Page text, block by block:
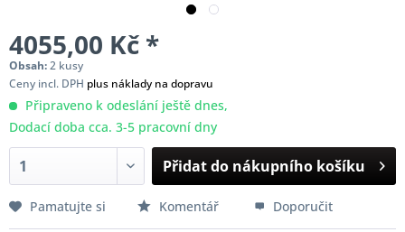
4055,00 Kč *
Obsah:2 kusy
Ceny incl. DPH plus náklady na dopravu
Připraveno k odeslání ještě dnes,
Dodací doba cca. 3-5 pracovní dny
Přidat do nákupního košíku
Pamatujte si Komentář Doporučit